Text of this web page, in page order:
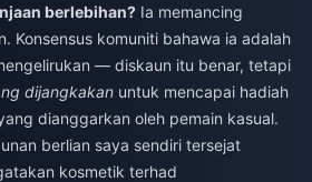
berlebihan? Ia memancing
Konsensus komuniti bahawa ia adalah
— diskaun itu benar, tetapi
dijangkakan untuk mencapai hadiah
dianggarkan oleh pemain kasual.
berlian saya sendiri tersejat
kosmetik terhad